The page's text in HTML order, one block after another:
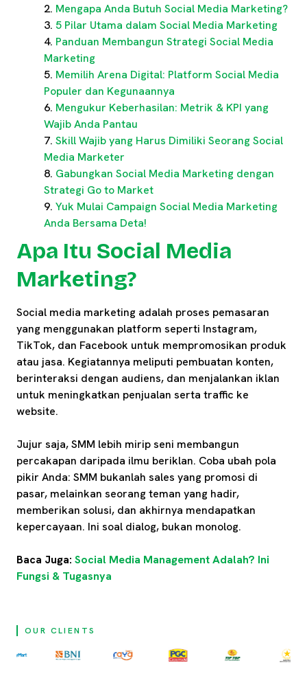
Mengapa Anda Butuh Social Media Marketing?
5 Pilar Utama dalam Social Media Marketing
Panduan Membangun Strategi Social Media
Marketing
Memilih Arena Digital: Platform Social Media
Populer dan Kegunaannya
Mengukur Keberhasilan: Metrik & KPI yang
Wajib Anda Pantau
Skill Wajib yang Harus Dimiliki Seorang Social
Media Marketer
Gabungkan Social Media Marketing dengan
Strategi Go to Market
Yuk Mulai Campaign Social Media Marketing
Anda Bersama Deta!
Apa Itu Social Media
Marketing?
Social media marketing adalah proses pemasaran
yang menggunakan platform seperti Instagram,
TikTok, dan Facebook untuk mempromosikan produk
atau jasa. Kegiatannya meliputi pembuatan konten,
berinteraksi dengan audiens, dan menjalankan iklan
untuk meningkatkan penjualan serta traffic ke
website.
Jujur saja, SMM lebih mirip seni membangun
percakapan daripada ilmu beriklan. Coba ubah pola
pikir Anda: SMM bukanlah sales yang promosi di
pasar, melainkan seorang teman yang hadir,
memberikan solusi, dan akhirnya mendapatkan
kepercayaan. Ini soal dialog, bukan monolog.
Baca Juga: Social Media Management Adalah? Ini
Fungsi & Tugasnya
OUR CLIENTS